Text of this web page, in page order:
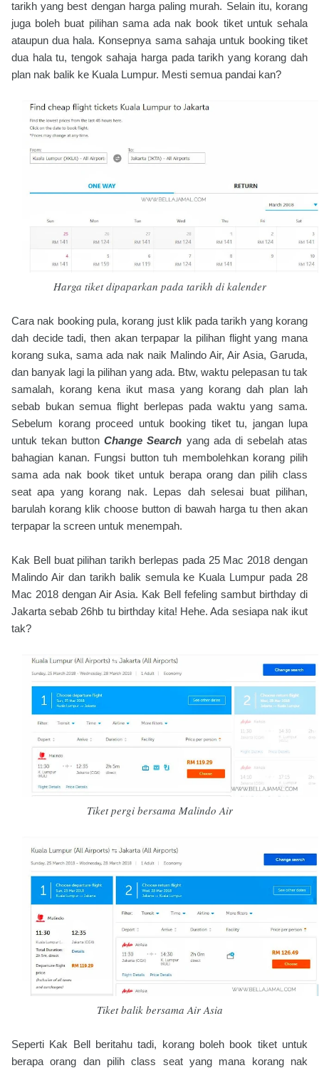
tarikh yang best dengan harga paling murah. Selain itu, korang
juga boleh buat pilihan sama ada nak book tiket untuk sehala
ataupun dua hala. Konsepnya sama sahaja untuk booking tiket
dua hala tu, tengok sahaja harga pada tarikh yang korang dah
plan nak balik ke Kuala Lumpur. Mesti semua pandai kan?
Harga tiket dipaparkan pada tarikh di kalender
Cara nak booking pula, korang just klik pada tarikh yang korang
dah decide tadi, then akan terpapar la pilihan flight yang mana
korang suka, sama ada nak naik Malindo Air, Air Asia, Garuda,
dan banyak lagi la pilihan yang ada. Btw, waktu pelepasan tu tak
samalah, korang kena ikut masa yang korang dah plan lah
sebab bukan semua flight berlepas pada waktu yang sama.
Sebelum korang proceed untuk booking tiket tu, jangan lupa
untuk tekan buttonChange Search yang ada di sebelah atas
bahagian kanan. Fungsi button tuh membolehkan korang pilih
sama ada nak book tiket untuk berapa orang dan pilih class
seat apa yang korang nak. Lepas dah selesai buat pilihan,
barulah korang klik choose button di bawah harga tu then akan
terpapar la screen untuk menempah.
Kak Bell buat pilihan tarikh berlepas pada 25 Mac 2018 dengan
Malindo Air dan tarikh balik semula ke Kuala Lumpur pada 28
Mac 2018 dengan Air Asia. Kak Bell fefeling sambut birthday di
Jakarta sebab 26hb tu birthday kita! Hehe. Ada sesiapa nak ikut
tak?
Tiket pergi bersama Malindo Air
Tiket balik bersama Air Asia
Seperti Kak Bell beritahu tadi, korang boleh book tiket untuk
berapa orang dan pilih class seat yang mana korang nak